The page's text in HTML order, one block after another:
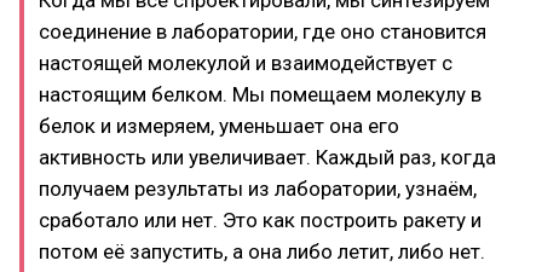
соединение в лаборатории, где оно становится
настоящей молекулой и взаимодействует с
настоящим белком. Мы помещаем молекулу в
белок и измеряем, уменьшает она его
активность или увеличивает. Каждый раз, когда
получаем результаты из лаборатории, узнаём,
сработало или нет. Это как построить ракету и
потом её запустить, а она либо летит, либо нет.